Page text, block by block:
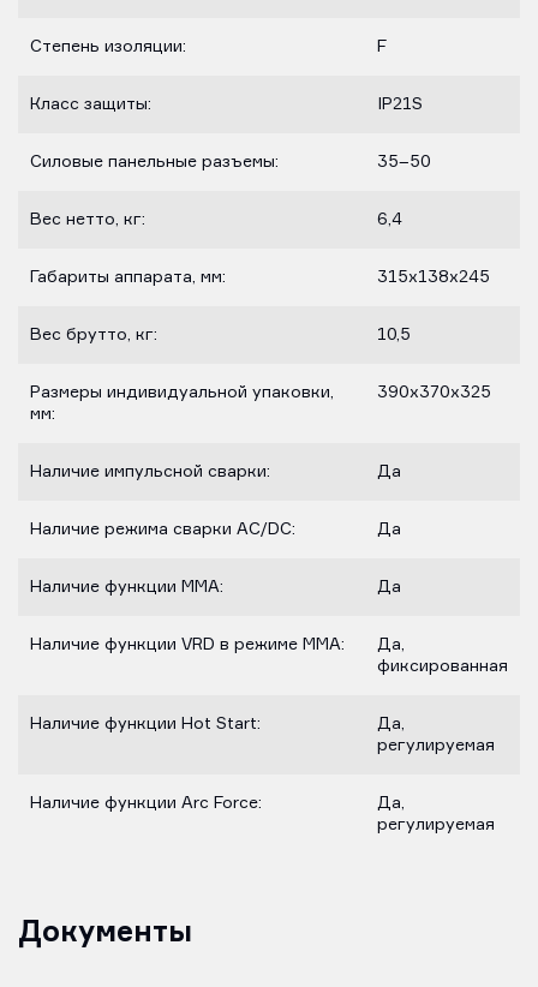
Степень изоляции: F
Класс защиты: IP21S
Силовые панельные разъемы: 35–50
Вес нетто, кг: 6,4
Габариты аппарата, мм: 315х138х245
Вес брутто, кг: 10,5
Размеры индивидуальной упаковки,
мм:
390х370х325
Наличие импульсной сварки: Да
Наличие режима сварки AC/DC: Да
Наличие функции MMA: Да
Наличие функции VRD в режиме ММА:
Да,
фиксированная
Наличие функции Hot Start:
Да,
регулируемая
Наличие функции Arc Force:
Да,
регулируемая
Документы